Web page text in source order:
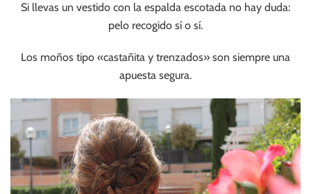
Si llevas un vestido con la espalda escotada no hay duda:
pelo recogido sí o sí.
Los moños tipo «castañita y trenzados» son siempre una
apuesta segura.